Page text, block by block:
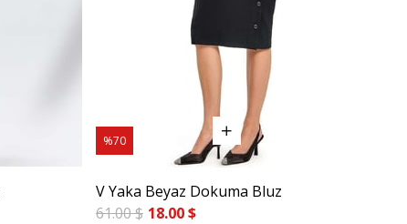
V Yaka Beyaz Dokuma Bluz
18.00 $
61.00 $
%70